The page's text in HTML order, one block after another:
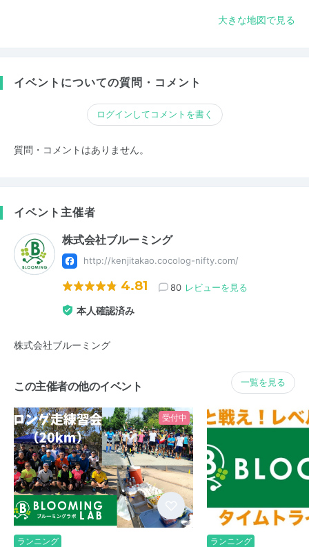
大きな地図で見る
イベントについての質問・コメント
ログインしてコメントを書く
質問・コメントはありません。
イベント主催者
株式会社ブルーミング
http://kenjitakao.cocolog-nifty.com/
4.81 80 レビューを見る
本人確認済み
株式会社ブルーミング
この主催者の他のイベント 一覧を見る
受付中
ランニング ランニング